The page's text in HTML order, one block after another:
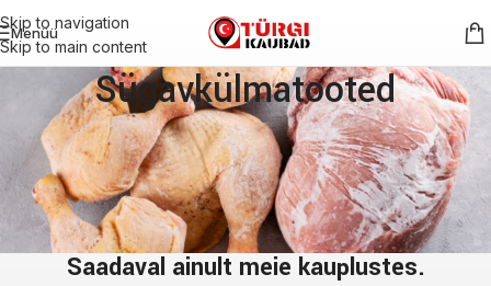
Skip to navigation
Skip to main content
Menüü
Sügavkülmatooted
Saadaval ainult meie kauplustes.